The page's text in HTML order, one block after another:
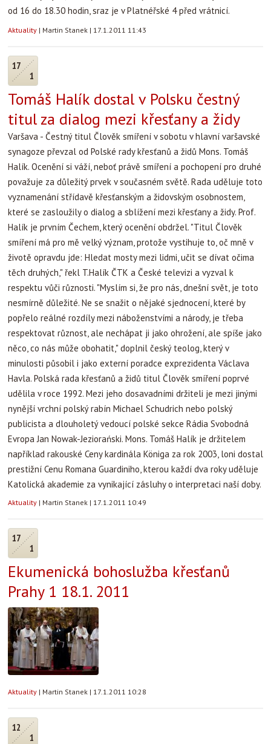
od 16 do 18.30 hodin, sraz je v Platnéřské 4 před vrátnicí.
Aktuality | Martin Stanek | 17.1.2011 11:43
17
1
Tomáš Halík dostal v Polsku čestný
titul za dialog mezi křesťany a židy
Varšava - Čestný titul Člověk smíření v sobotu v hlavní varšavské
synagoze převzal od Polské rady křesťanů a židů Mons. Tomáš
Halík. Ocenění si váží, neboť právě smíření a pochopení pro druhé
považuje za důležitý prvek v současném světě. Rada uděluje toto
vyznamenání střídavě křesťanským a židovským osobnostem,
které se zasloužily o dialog a sblížení mezi křesťany a židy. Prof.
Halík je prvním Čechem, který ocenění obdržel. "Titul Člověk
smíření má pro mě velký význam, protože vystihuje to, oč mně v
životě opravdu jde: Hledat mosty mezi lidmi, učit se dívat očima
těch druhých," řekl T.Halík ČTK a České televizi a vyzval k
respektu vůči různosti. "Myslím si, že pro nás, dnešní svět, je toto
nesmírně důležité. Ne se snažit o nějaké sjednocení, které by
popřelo reálné rozdíly mezi náboženstvími a národy, je třeba
respektovat různost, ale nechápat ji jako ohrožení, ale spíše jako
něco, co nás může obohatit," doplnil český teolog, který v
minulosti působil i jako externí poradce exprezidenta Václava
Havla. Polská rada křesťanů a židů titul Člověk smíření poprvé
udělila v roce 1992. Mezi jeho dosavadními držiteli je mezi jinými
nynější vrchní polský rabín Michael Schudrich nebo polský
publicista a dlouholetý vedoucí polské sekce Rádia Svobodná
Evropa Jan Nowak-Jeziorański. Mons. Tomáš Halík je držitelem
například rakouské Ceny kardinála Königa za rok 2003, loni dostal
prestižní Cenu Romana Guardiniho, kterou každí dva roky uděluje
Katolická akademie za vynikající zásluhy o interpretaci naší doby.
Aktuality | Martin Stanek | 17.1.2011 10:49
17
1
Ekumenická bohoslužba křesťanů
Prahy 1 18.1. 2011
Aktuality | Martin Stanek | 17.1.2011 10:28
12
1